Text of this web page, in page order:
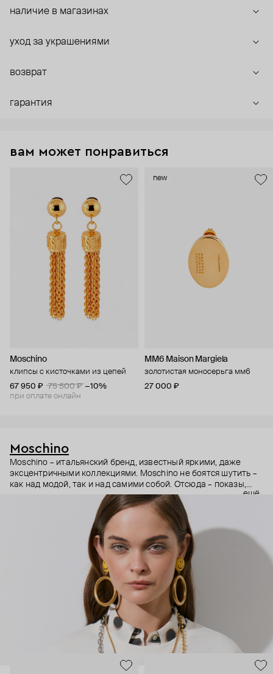
наличие в магазинах
уход за украшениями
возврат
гарантия
вам может понравиться
Moschino
клипсы с кисточками из цепей
67 950 ₽
75 500 ₽ −10%
при оплате онлайн
new
MM6 Maison Margiela
золотистая моносерьга мм6
27 000 ₽
Moschino
Moschino – итальянский бренд, известный яркими, даже
эксцентричными коллекциями. Moschino не боятся шутить –
как над модой, так и над самими собой. Отсюда – показы,
мгновенно становящиеся главными событиями, вирусные
выходы селебрити (помните Кэти Перри в платье-люстре на
бале Института костюма Met Gala в 2019 году?) и
коллаборации с самыми неожиданными кандидатами, от
«Улицы Сезам» до The Sims. Украшения бренда –
гипертрофированно праздничные, практически
нарисованные: с кристаллами размером с ладонь и будто бы
расплавленными сердцами.
ещё